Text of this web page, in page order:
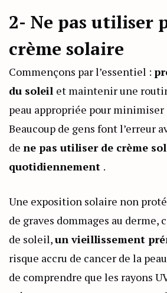
2- Ne pas utiliser
crème solaire
Commençons par l’essentiel :
du soleil et maintenir une
peau appropriée pour minimiser
Beaucoup de gens font l’erreur
de ne pas utiliser de crème
quotidiennement .
Une exposition solaire non
de graves dommages au derme,
de soleil,un vieillissement
risque accru de cancer de la
de comprendre que les rayons